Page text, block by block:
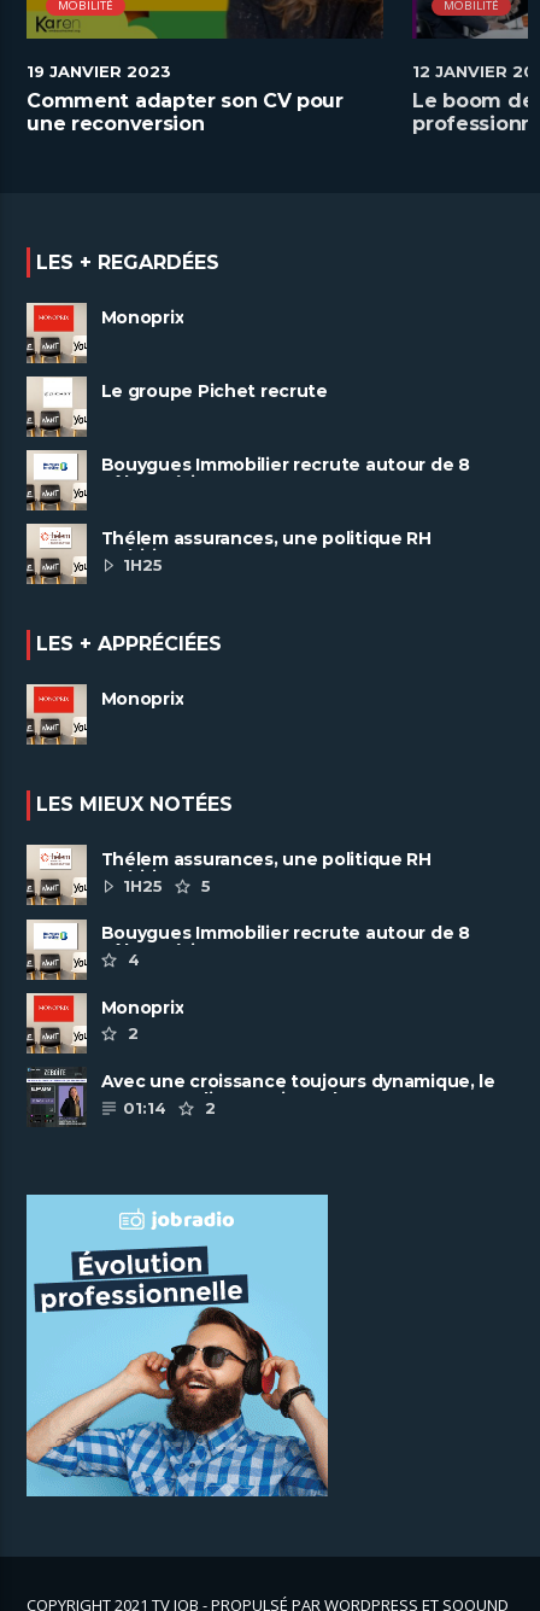
MOBILITÉ
19 JANVIER 2023
Comment adapter son CV pour
une reconversion
MOBILITÉ
12 JANVIER
Le boom
LES + REGARDÉES
Monoprix
Le groupe Pichet recrute
Bouygues Immobilier recrute autour de 8
pôles métiers
Thélem assurances, une politique RH
ambitieuse
1H25
LES + APPRÉCIÉES
Monoprix
LES MIEUX NOTÉES
Thélem assurances, une politique RH
ambitieuse
1H25 5
Bouygues Immobilier recrute autour de 8
pôles métiers
4
Monoprix
2
Avec une croissance toujours dynamique, le
groupe Scalian continue de ......
01:14 2
COPYRIGHT 2021 TV JOB - PROPULSÉ PAR WORDPRESS ET SOOUND